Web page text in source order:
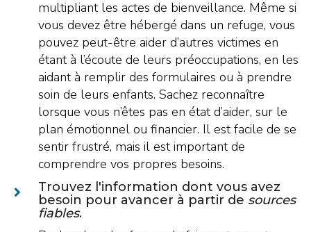
multipliant les actes de bienveillance. Même si
vous devez être hébergé dans un refuge, vous
pouvez peut-être aider d’autres victimes en
étant à l’écoute de leurs préoccupations, en les
aidant à remplir des formulaires ou à prendre
soin de leurs enfants. Sachez reconnaître
lorsque vous n’êtes pas en état d’aider, sur le
plan émotionnel ou financier. Il est facile de se
sentir frustré, mais il est important de
comprendre vos propres besoins.
Trouvez l'information dont vous avez
besoin pour avancer à partir de sources
fiables.